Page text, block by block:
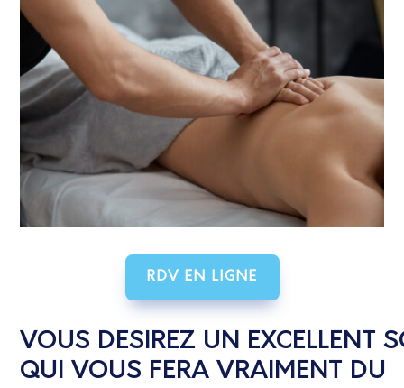
RDV EN LIGNE
VOUS DESIREZ UN EXCELLENT
QUI VOUS FERA VRAIMENT DU